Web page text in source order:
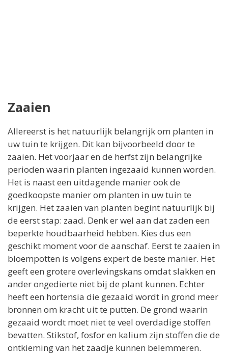
Zaaien
Allereerst is het natuurlijk belangrijk om planten in
uw tuin te krijgen. Dit kan bijvoorbeeld door te
zaaien. Het voorjaar en de herfst zijn belangrijke
perioden waarin planten ingezaaid kunnen worden.
Het is naast een uitdagende manier ook de
goedkoopste manier om planten in uw tuin te
krijgen. Het zaaien van planten begint natuurlijk bij
de eerst stap: zaad. Denk er wel aan dat zaden een
beperkte houdbaarheid hebben. Kies dus een
geschikt moment voor de aanschaf. Eerst te zaaien in
bloempotten is volgens expert de beste manier. Het
geeft een grotere overlevingskans omdat slakken en
ander ongedierte niet bij de plant kunnen. Echter
heeft een hortensia die gezaaid wordt in grond meer
bronnen om kracht uit te putten. De grond waarin
gezaaid wordt moet niet te veel overdadige stoffen
bevatten. Stikstof, fosfor en kalium zijn stoffen die de
ontkieming van het zaadje kunnen belemmeren.